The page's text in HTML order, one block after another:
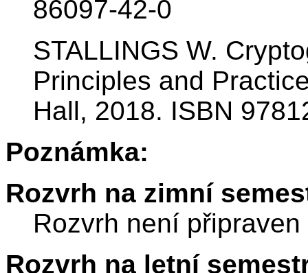
86097-42-0
STALLINGS W.
Principles and
Hall, 2018. ISBN
Poznámka:
Rozvrh na zimní
Rozvrh není připraven
Rozvrh na letní